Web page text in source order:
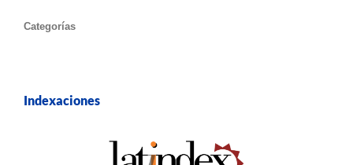
Categorías
Indexaciones